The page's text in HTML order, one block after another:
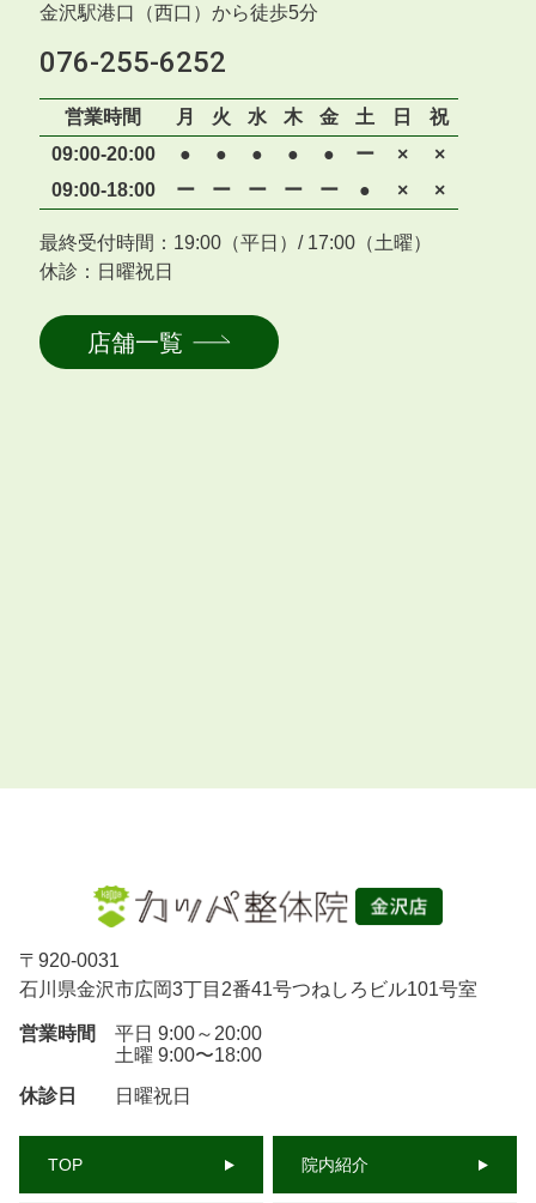
金沢駅港口（西口）から徒歩5分
076-255-6252
営業時間 月 火 水 木 金 土 日
祝
09:00-20:00
● ● ● ● ● ー ×
×
09:00-18:00
ー ー ー ー ー ● × ×
最終受付時間：19:00（平日）/ 17:00（土曜）
休診：日曜祝日
店舗一覧
〒 920-0031
石川県金沢市広岡3丁目2番41号つねしろビル101号室
営業時間
平日 9:00～20:00
土曜 9:00〜18:00
休診日
日曜祝日
TOP 院内紹介